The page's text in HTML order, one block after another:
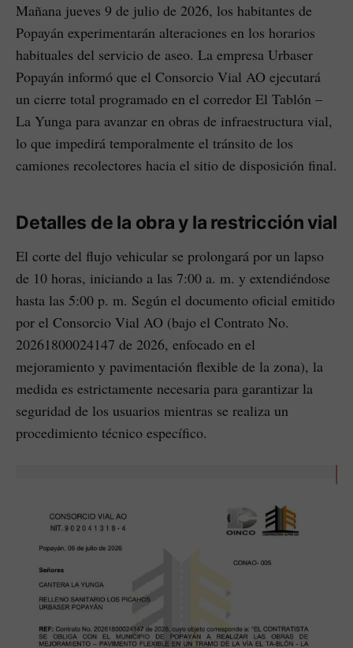
Mañana jueves 9 de julio de 2026, los habitantes de
Popayán experimentarán alteraciones en los horarios
habituales del servicio de aseo. La empresa Urbaser
Popayán informó que el Consorcio Vial AO ejecutará
un cierre total programado en el corredor El Tablón –
La Yunga para avanzar en obras de infraestructura vial,
lo que impedirá temporalmente el tránsito de los
camiones recolectores hacia el sitio de disposición final.
Detalles de la obra y la restricción vial
El corte del flujo vehicular se prolongará por un lapso
de 10 horas, iniciando a las 7:00 a. m. y extendiéndose
hasta las 5:00 p. m. Según el documento oficial emitido
por el Consorcio Vial AO (bajo el Contrato No.
20261800024147 de 2026, enfocado en el
mejoramiento y pavimentación flexible de la zona), la
medida es estrictamente necesaria para garantizar la
seguridad de los usuarios mientras se realiza un
procedimiento técnico específico.